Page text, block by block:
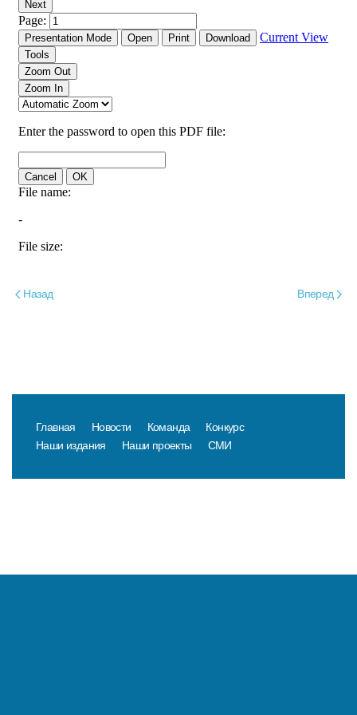
Назад Вперед
Главная Новости Команда
Конкурс
Наши издания
Наши проекты СМИ